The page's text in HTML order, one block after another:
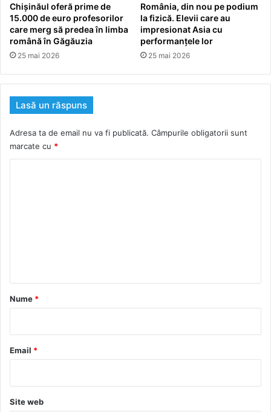
Chișinăul oferă prime de
15.000 de euro profesorilor
care merg să predea în limba
română în Găgăuzia
25 mai 2026
România, din nou pe podium
la fizică. Elevii care au
impresionat Asia cu
performanțele lor
25 mai 2026
Lasă un răspuns
Adresa ta de email nu va fi publicată. Câmpurile obligatorii sunt
marcate cu *
r
*
Nume *
Email *
Site web